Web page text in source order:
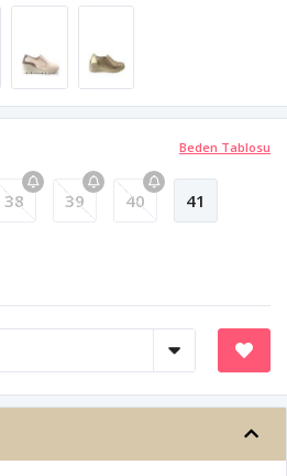
Beden Tablosu
38 39 40 41